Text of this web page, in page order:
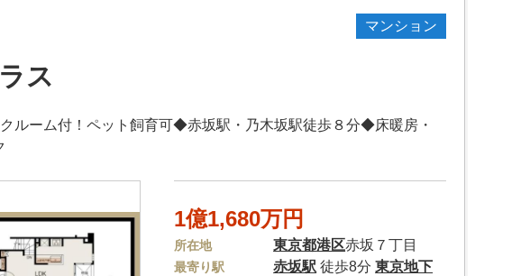
マンション
ス
ルーム付！ペット飼育可◆赤坂駅・乃木坂駅徒歩８分◆床暖房・
1億1,680万円
所在地 東京都港区赤坂７丁目
最寄り駅 赤坂駅 徒歩8分東京地下